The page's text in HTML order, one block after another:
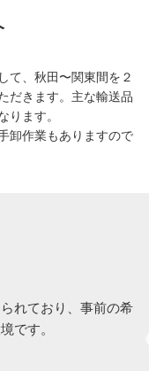
て、秋田〜関東間を２
だきます。主な輸送品
ります。
卸作業もありますので
れており、事前の希
です。